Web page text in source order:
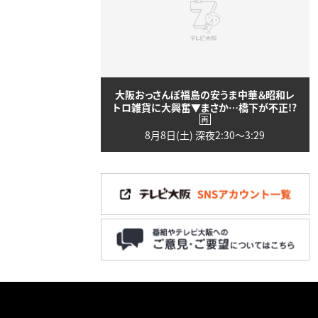
大阪おっさんぽ福島の安うま中華＆昭和レ
トロ雑貨に大興奮▼まさか…橋下が不正!?
再
8月8日(土) 深夜2:30〜3:29